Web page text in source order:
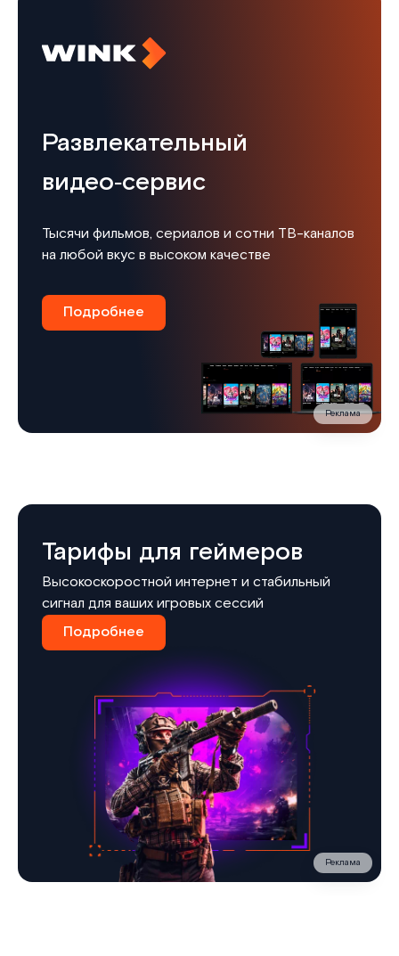
Реклама
Развлекательный
видео‑сервис
Тысячи фильмов, сериалов и сотни ТВ-каналов
на любой вкус в высоком качестве
Подробнее
Реклама
Тарифы для геймеров
Высокоскоростной интернет и стабильный
сигнал для ваших игровых сессий
Подробнее